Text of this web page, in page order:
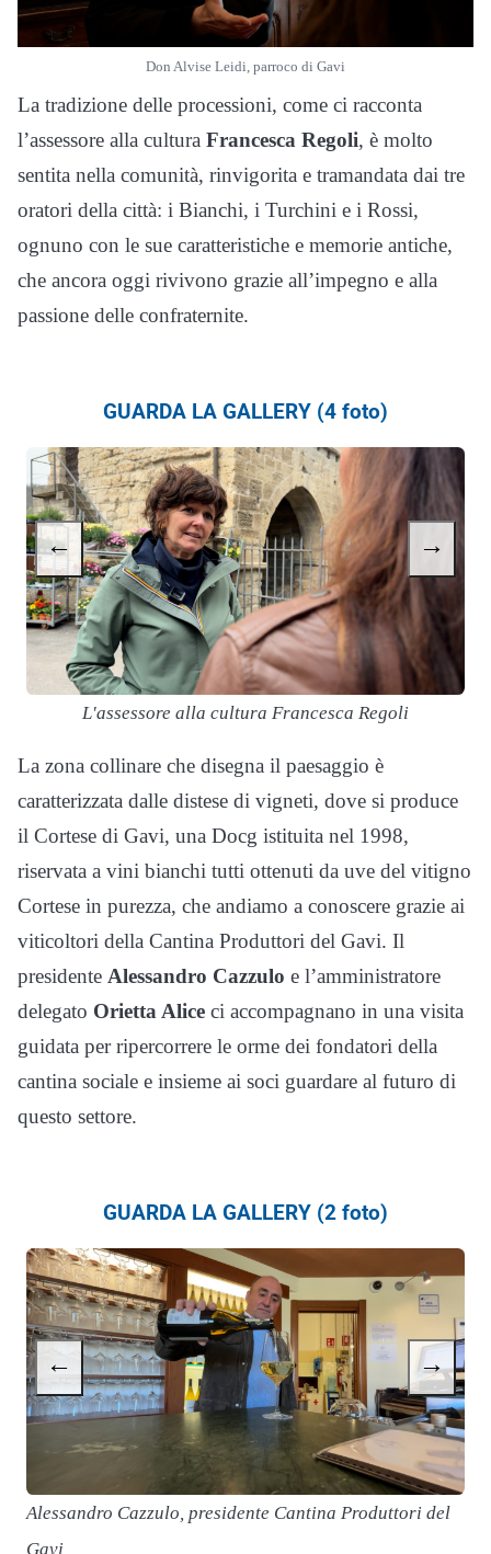
Don Alvise Leidi, parroco di Gavi
La tradizione delle processioni, come ci racconta
l’assessore alla cultura Francesca Regoli, è molto
sentita nella comunità, rinvigorita e tramandata dai tre
oratori della città: i Bianchi, i Turchini e i Rossi,
ognuno con le sue caratteristiche e memorie antiche,
che ancora oggi rivivono grazie all’impegno e alla
passione delle confraternite.
GUARDA LA GALLERY (4 foto)
L'assessore alla cultura Francesca Regoli
← →
La zona collinare che disegna il paesaggio è
caratterizzata dalle distese di vigneti, dove si produce
il Cortese di Gavi, una Docg istituita nel 1998,
riservata a vini bianchi tutti ottenuti da uve del vitigno
Cortese in purezza, che andiamo a conoscere grazie ai
viticoltori della Cantina Produttori del Gavi. Il
presidente Alessandro Cazzulo e l’amministratore
delegato Orietta Alice ci accompagnano in una visita
guidata per ripercorrere le orme dei fondatori della
cantina sociale e insieme ai soci guardare al futuro di
questo settore.
GUARDA LA GALLERY (2 foto)
Alessandro Cazzulo, presidente Cantina Produttori del
Gavi
← →